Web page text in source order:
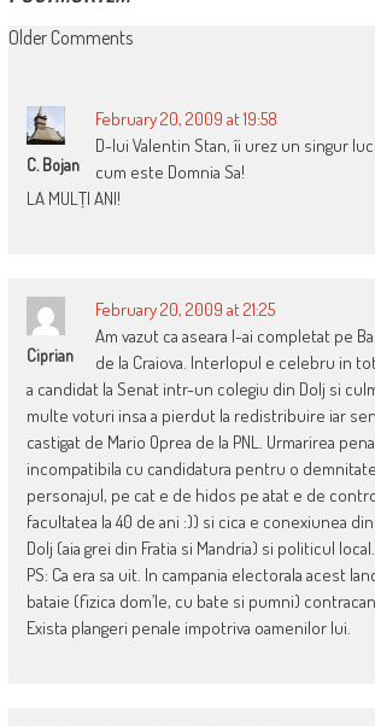
COMMENT
Older Comments
C. Bojan
February 20, 2009 at 19:58
D-lui Valentin Stan, îi urez un singur
cum este Domnia Sa!
LA MULŢI ANI!
Ciprian
February 20, 2009 at 21:25
Am vazut ca aseara l-ai completat pe
de la Craiova. Interlopul e celebru in
a candidat la Senat intr-un colegiu din Dolj si
multe voturi insa a pierdut la redistribuire iar
castigat de Mario Oprea de la PNL. Urmarirea
incompatibila cu candidatura pentru o
personajul, pe cat e de hidos pe atat e de
facultatea la 40 de ani :)) si cica e conexiunea
Dolj (aia grei din Fratia si Mandria) si politicul local…
PS: Ca era sa uit. In campania electorala acest
bataie (fizica dom’le, cu bate si pumni)
Exista plangeri penale impotriva oamenilor lui.